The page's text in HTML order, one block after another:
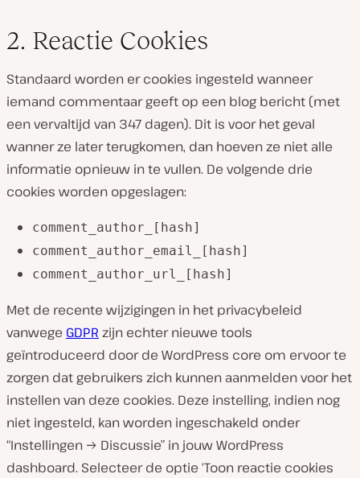
2. Reactie Cookies
Standaard worden er cookies ingesteld wanneer
iemand commentaar geeft op een blog bericht (met
een vervaltijd van 347 dagen). Dit is voor het geval
wanner ze later terugkomen, dan hoeven ze niet alle
informatie opnieuw in te vullen. De volgende drie
cookies worden opgeslagen:
comment_author_[hash]
comment_author_email_[hash]
comment_author_url_[hash]
Met de recente wijzigingen in het privacybeleid
vanwege GDPR zijn echter nieuwe tools
geïntroduceerd door de WordPress core om ervoor te
zorgen dat gebruikers zich kunnen aanmelden voor het
instellen van deze cookies. Deze instelling, indien nog
niet ingesteld, kan worden ingeschakeld onder
“Instellingen → Discussie” in jouw WordPress
dashboard. Selecteer de optie ‘Toon reactie cookies